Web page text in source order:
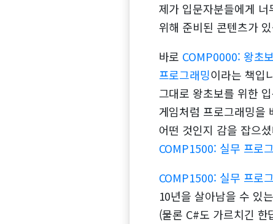
제가 입문자분들에게
위해 준비된 콘텐츠가
바로 COMP0000: 왕초
프로그래밍이라는 책입
그대로 왕초보를 위한
게임처럼 프로그래밍을
어떤 것인지 감을 잡으
COMP1500: 실무 프로
COMP1500: 실무 프로
10년을 살아남을 수 있
(물론 C#도 가르치긴